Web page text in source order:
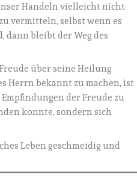
Handeln vielleicht nicht
vermitteln, selbst wenn es
bleibt der Weg des
über seine Heilung
Herrn bekannt zu machen, ist
der Freude zu
konnte, sondern sich
Leben geschmeidig und